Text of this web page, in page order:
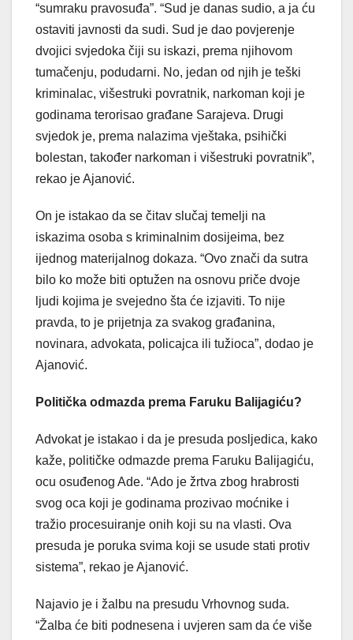
“sumraku pravosuđa”. “Sud je danas sudio, a ja ću
ostaviti javnosti da sudi. Sud je dao povjerenje
dvojici svjedoka čiji su iskazi, prema njihovom
tumačenju, podudarni. No, jedan od njih je teški
kriminalac, višestruki povratnik, narkoman koji je
godinama terorisao građane Sarajeva. Drugi
svjedok je, prema nalazima vještaka, psihički
bolestan, također narkoman i višestruki povratnik”,
rekao je Ajanović.
On je istakao da se čitav slučaj temelji na
iskazima osoba s kriminalnim dosijeima, bez
ijednog materijalnog dokaza. “Ovo znači da sutra
bilo ko može biti optužen na osnovu priče dvoje
ljudi kojima je svejedno šta će izjaviti. To nije
pravda, to je prijetnja za svakog građanina,
novinara, advokata, policajca ili tužioca”, dodao je
Ajanović.
Politička odmazda prema Faruku Balijagiću?
Advokat je istakao i da je presuda posljedica, kako
kaže, političke odmazde prema Faruku Balijagiću,
ocu osuđenog Ade. “Ado je žrtva zbog hrabrosti
svog oca koji je godinama prozivao moćnike i
tražio procesuiranje onih koji su na vlasti. Ova
presuda je poruka svima koji se usude stati protiv
sistema”, rekao je Ajanović.
Najavio je i žalbu na presudu Vrhovnog suda.
“Žalba će biti podnesena i uvjeren sam da će više